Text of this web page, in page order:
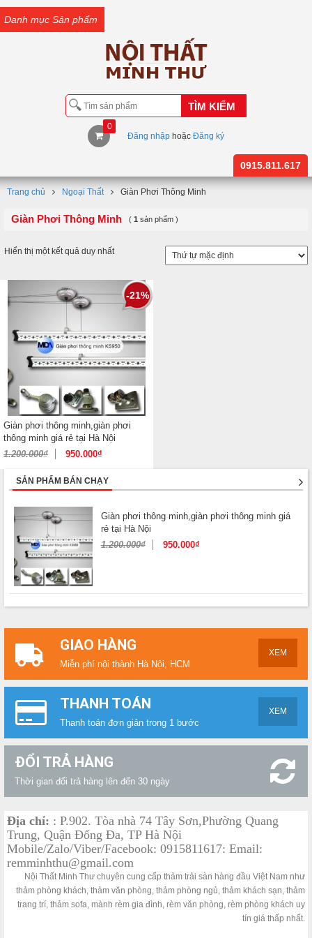
TÌM KIẾM
0
Đăng nhập hoặc Đăng ký
0915.811.617
Trang chủ Ngoại Thất Giàn Phơi Thông Minh
Giàn Phơi Thông Minh ( 1 sản phẩm )
Hiển thị một kết quả duy nhất
-21%
Giàn phơi thông minh,giàn phơi
thông minh giá rẻ tại Hà Nội
1.200.000₫ 950.000₫
SẢN PHẨM BÁN CHẠY
Giàn phơi thông minh,giàn phơi thông minh giá
rẻ tại Hà Nội
1.200.000₫ 950.000₫
GIAO HÀNG
Miễn phí nội thành Hà Nội, HCM
XEM
THANH TOÁN
Thanh toán đơn giản trong 1 bước
XEM
ĐỔI TRẢ HÀNG
Thời gian đổi trả hàng lên đến 30 ngày
Địa chỉ: : P.902. Tòa nhà 74 Tây Sơn,Phường Quang
Trung, Quận Đống Đa, TP Hà Nội
Mobile/Zalo/Viber/Facebook: 0915811617: Email:
remminhthu@gmail.com
Nội Thất Minh Thư chuyên cung cấp thảm trải sàn hàng đầu Việt Nam như
thảm phòng khách, thảm văn phòng, thảm phòng ngủ, thảm khách sạn, thảm
trang trí, thảm sofa, mành rèm gia đình, rèm văn phòng, rèm phòng khách uy
tín giá thấp nhất.
Danh mục Sản phẩm